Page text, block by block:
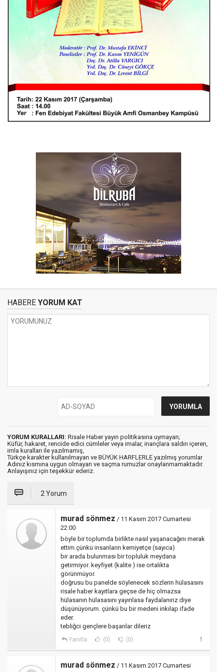
HABERE YORUM KAT
YORUM KURALLARI: Risale Haber yayın politikasına uymayan;
Küfür, hakaret, rencide edici cümleler veya imalar, inançlara saldırı içeren,
imla kuralları ile yazılmamış,
Türkçe karakter kullanılmayan ve BÜYÜK HARFLERLE yazılmış yorumlar
Adınız kısmına uygun olmayan ve saçma rumuzlar onaylanmamaktadır.
Anlayışınız için teşekkür ederiz.
2 Yorum
murad sönmez / 11 Kasım 2017 Cumartesi
22:00
böyle bir toplumda birlikte nasıl yaşanacağını merak
ettim.çünkü insanların kemiyetçe (sayıca)
bir arada bulunması bir topluluk meydana
getirmiyor. keyfiyet (kalite ) ise ortalıkta
görünmüyor.
doğrusu bu panelde söylenecek sözlerin hülasasını
risale haber kayıtlara geçse de hiç olmazsa
hülasanın hülasasını yayınlasa faydalanırız diye
düşünüyorum. çünkü bu bir medeni inkılap ifade
eder.
tebliğci gençlere başarılar dileriz
Yanıtla (0) (0)
murad sönmez / 11 Kasım 2017 Cumartesi